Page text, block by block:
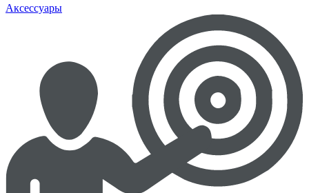
Аксессуары